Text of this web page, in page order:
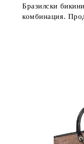
Бразилски
комбинация.